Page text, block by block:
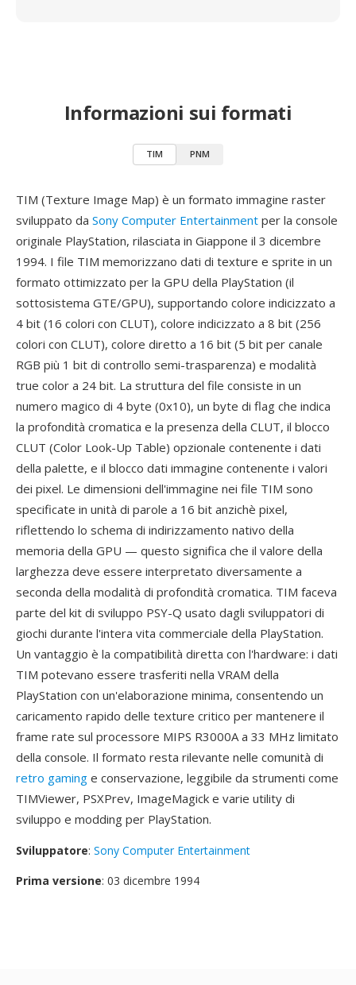
Informazioni sui formati
TIM PNM
TIM (Texture Image Map) è un formato immagine raster
sviluppato da Sony Computer Entertainment per la console
originale PlayStation, rilasciata in Giappone il 3 dicembre
1994. I file TIM memorizzano dati di texture e sprite in un
formato ottimizzato per la GPU della PlayStation (il
sottosistema GTE/GPU), supportando colore indicizzato a
4 bit (16 colori con CLUT), colore indicizzato a 8 bit (256
colori con CLUT), colore diretto a 16 bit (5 bit per canale
RGB più 1 bit di controllo semi-trasparenza) e modalità
true color a 24 bit. La struttura del file consiste in un
numero magico di 4 byte (0x10), un byte di flag che indica
la profondità cromatica e la presenza della CLUT, il blocco
CLUT (Color Look-Up Table) opzionale contenente i dati
della palette, e il blocco dati immagine contenente i valori
dei pixel. Le dimensioni dell'immagine nei file TIM sono
specificate in unità di parole a 16 bit anzichè pixel,
riflettendo lo schema di indirizzamento nativo della
memoria della GPU — questo significa che il valore della
larghezza deve essere interpretato diversamente a
seconda della modalità di profondità cromatica. TIM faceva
parte del kit di sviluppo PSY-Q usato dagli sviluppatori di
giochi durante l'intera vita commerciale della PlayStation.
Un vantaggio è la compatibilità diretta con l'hardware: i dati
TIM potevano essere trasferiti nella VRAM della
PlayStation con un'elaborazione minima, consentendo un
caricamento rapido delle texture critico per mantenere il
frame rate sul processore MIPS R3000A a 33 MHz limitato
della console. Il formato resta rilevante nelle comunità di
retro gaming e conservazione, leggibile da strumenti come
TIMViewer, PSXPrev, ImageMagick e varie utility di
sviluppo e modding per PlayStation.
Sviluppatore: Sony Computer Entertainment
Prima versione: 03 dicembre 1994